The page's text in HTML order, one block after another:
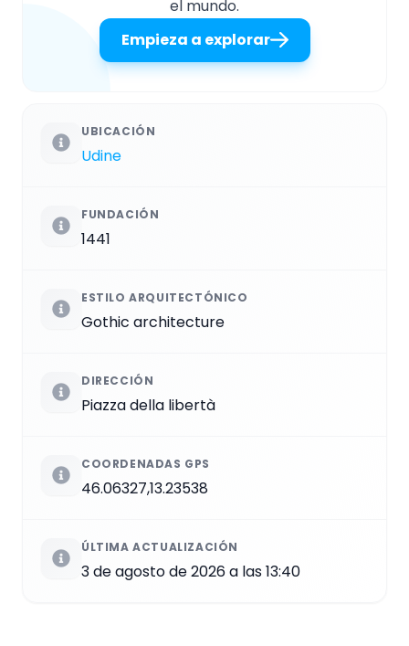
el mundo.
Empieza a explorar
UBICACIÓN
Udine
FUNDACIÓN
1441
ESTILO ARQUITECTÓNICO
Gothic architecture
DIRECCIÓN
Piazza della libertà
COORDENADAS GPS
46.06327,13.23538
ÚLTIMA ACTUALIZACIÓN
3 de agosto de 2026 a las 13:40